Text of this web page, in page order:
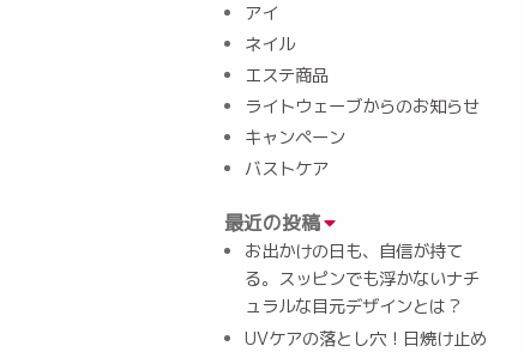
アイ
ネイル
エステ商品
ライトウェーブからのお知らせ
キャンペーン
バストケア
最近の投稿
お出かけの日も、自信が持て
る。スッピンでも浮かないナチ
ュラルな目元デザインとは？
UVケアの落とし穴！日焼け止め